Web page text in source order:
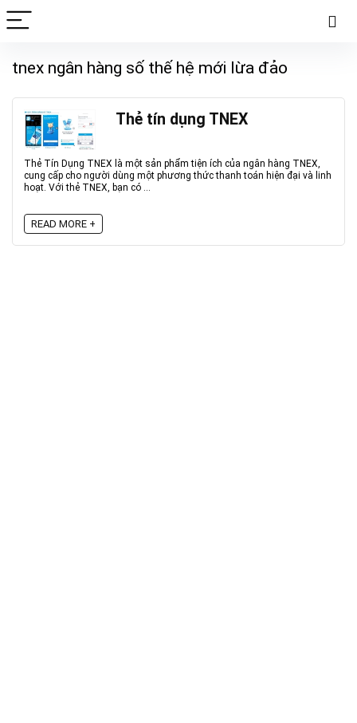
tnex ngân hàng số thế hệ mới lừa đảo
Thẻ tín dụng TNEX
Thẻ Tín Dụng TNEX là một sản phẩm tiện ích của ngân hàng TNEX,
cung cấp cho người dùng một phương thức thanh toán hiện đại và linh
hoạt. Với thẻ TNEX, bạn có ...
READ MORE +